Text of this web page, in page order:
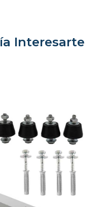
Interesarte